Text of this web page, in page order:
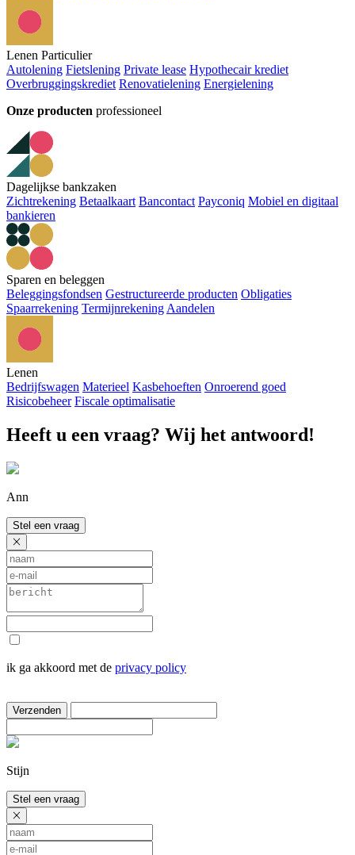
Lenen Particulier
Autolening Fietslening Private lease Hypothecair krediet
Overbruggingskrediet Renovatielening Energielening
Onze producten professioneel
Dagelijkse bankzaken
Zichtrekening Betaalkaart Bancontact Payconiq Mobiel en digitaal
bankieren
Sparen en beleggen
Beleggingsfondsen Gestructureerde producten Obligaties
Spaarrekening Termijnrekening Aandelen
Lenen
Bedrijfswagen Materieel Kasbehoeften Onroerend goed
Risicobeheer Fiscale optimalisatie
Heeft u een vraag? Wij het antwoord!
Ann
Stel een vraag
ik ga akkoord met de privacy policy
Verzenden
Stijn
Stel een vraag